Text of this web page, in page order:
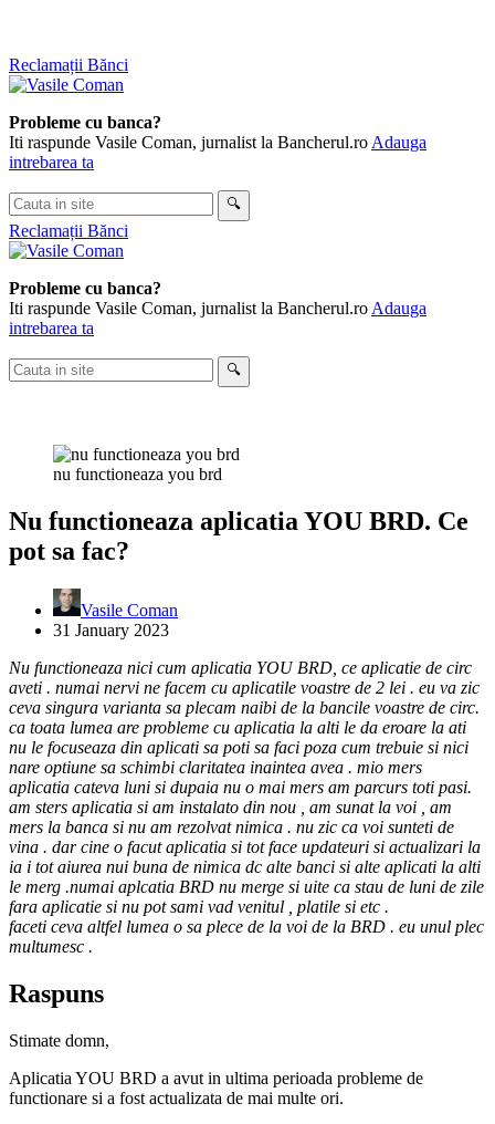
Skip
to
Reclamații Bănci
Probleme cu banca?
Iti raspunde Vasile Coman, jurnalist la Bancherul.ro Adauga
intrebarea ta
Cauta
in
site
🔍
Reclamații Bănci
Probleme cu banca?
Iti raspunde Vasile Coman, jurnalist la Bancherul.ro Adauga
intrebarea ta
Cauta
in
🔍
nu functioneaza you brd
Nu functioneaza aplicatia YOU BRD. Ce
pot sa fac?
Vasile Coman
31 January 2023
Nu functioneaza nici cum aplicatia YOU BRD, ce aplicatie de circ
aveti . numai nervi ne facem cu aplicatile voastre de 2 lei . eu va zic
ceva singura varianta sa plecam naibi de la bancile voastre de circ.
ca toata lumea are probleme cu aplicatia la alti le da eroare la ati
nu le focuseaza din aplicati sa poti sa faci poza cum trebuie si nici
nare optiune sa schimbi claritatea inaintea avea . mio mers
aplicatia cateva luni si dupaia nu o mai mers am parcurs toti pasi.
am sters aplicatia si am instalato din nou , am sunat la voi , am
mers la banca si nu am rezolvat nimica . nu zic ca voi sunteti de
vina . dar cine o facut aplicatia si tot face updateuri si actualizari la
ia i tot aiurea nui buna de nimica dc alte banci si alte aplicati la alti
le merg .numai aplcatia BRD nu merge si uite ca stau de luni de zile
fara aplicatie si nu pot sami vad venitul , platile si etc .
faceti ceva altfel lumea o sa plece de la voi de la BRD . eu unul plec
multumesc .
Raspuns
Stimate domn,
Aplicatia YOU BRD a avut in ultima perioada probleme de
functionare si a fost actualizata de mai multe ori.